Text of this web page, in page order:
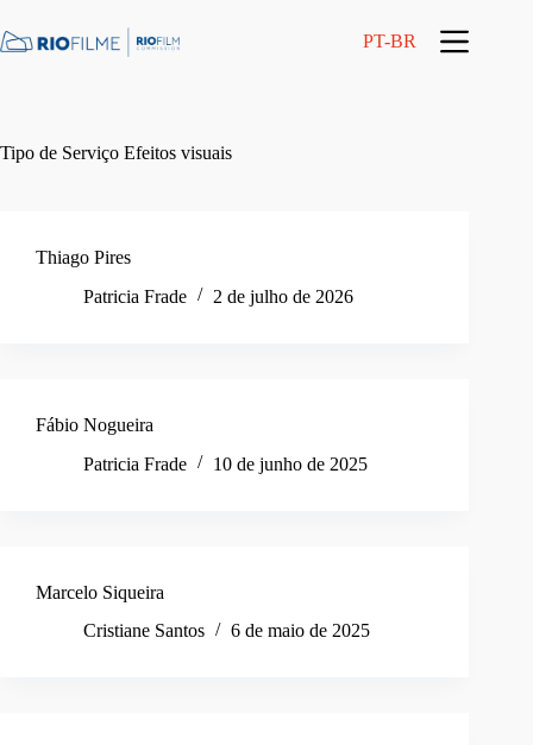
para
o
PT-BR
Tipo de Serviço Efeitos visuais
Thiago Pires
Patricia Frade
2 de julho de 2026
Fábio Nogueira
Patricia Frade
10 de junho de 2025
Marcelo Siqueira
Cristiane Santos
6 de maio de 2025